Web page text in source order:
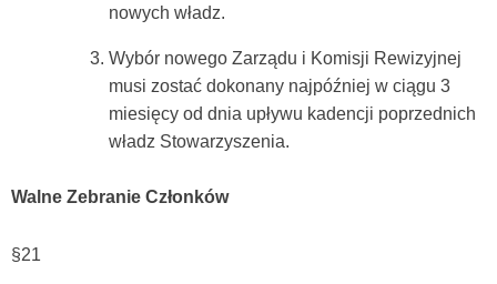
nowych władz.
Wybór nowego Zarządu i Komisji Rewizyjnej
musi zostać dokonany najpóźniej w ciągu 3
miesięcy od dnia upływu kadencji poprzednich
władz Stowarzyszenia.
Walne Zebranie Członków
§21